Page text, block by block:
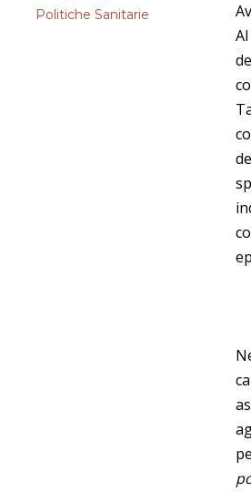
Politiche Sanitarie